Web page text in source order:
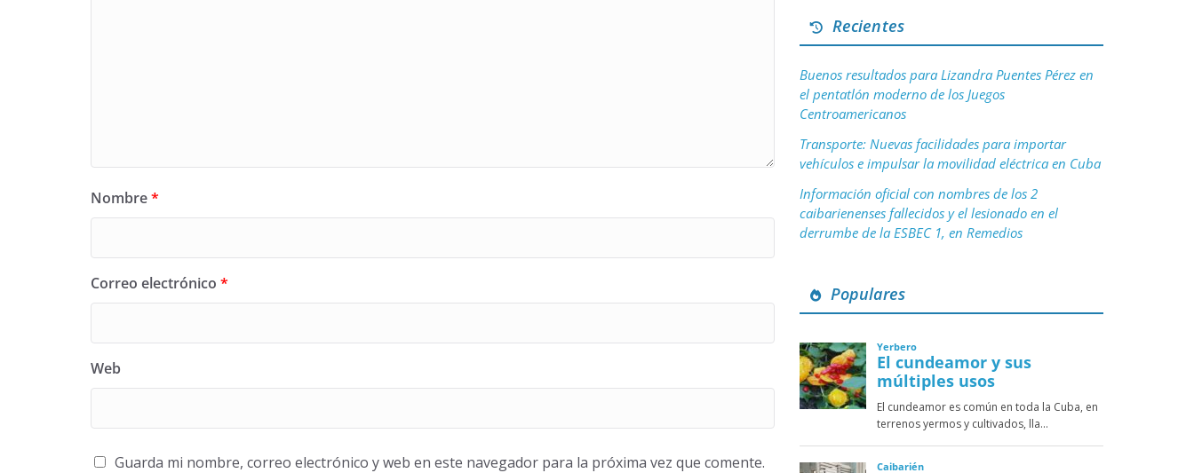
Nombre*
Correo electrónico *
Web
Guarda mi nombre, correo electrónico y web en este navegador para la próxima vez que comente.
Recientes
Buenos resultados para Lizandra Puentes Pérez en
el pentatlón moderno de los Juegos
Centroamericanos
Transporte: Nuevas facilidades para importar
vehículos e impulsar la movilidad eléctrica en Cuba
Información oficial con nombres de los 2
caibarienenses fallecidos y el lesionado en el
derrumbe de la ESBEC 1, en Remedios
Populares